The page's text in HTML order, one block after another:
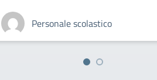
Personale scolastico